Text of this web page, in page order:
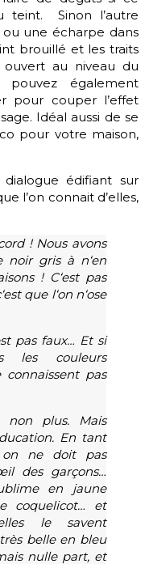
teint. Sinon l’autre
une écharpe dans
brouillé et les traits
au niveau du
également
pour couper l’effet
Idéal aussi de se
pour votre maison,
édifiant sur
l’on connait d’elles,
! Nous avons
noir gris à n‘en
! C‘est pas
que l‘on n‘ose
pas faux… Et si
les couleurs
pas
plus. Mais
En tant
on ne doit pas
des garçons…
en jaune
coquelicot… et
le savent
belle en bleu
nulle part, et